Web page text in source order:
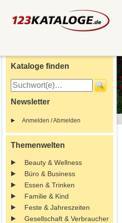
Kataloge finden
Newsletter
Anmelden / Abmelden
Themenwelten
Beauty & Wellness
Büro & Business
Essen & Trinken
Familie & Kind
Feste & Jahreszeiten
Gesellschaft & Verbraucher